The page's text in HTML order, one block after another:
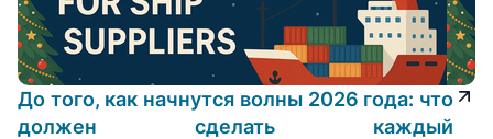
До того, как начнутся волны 2026 года: что
должен сделать каждый